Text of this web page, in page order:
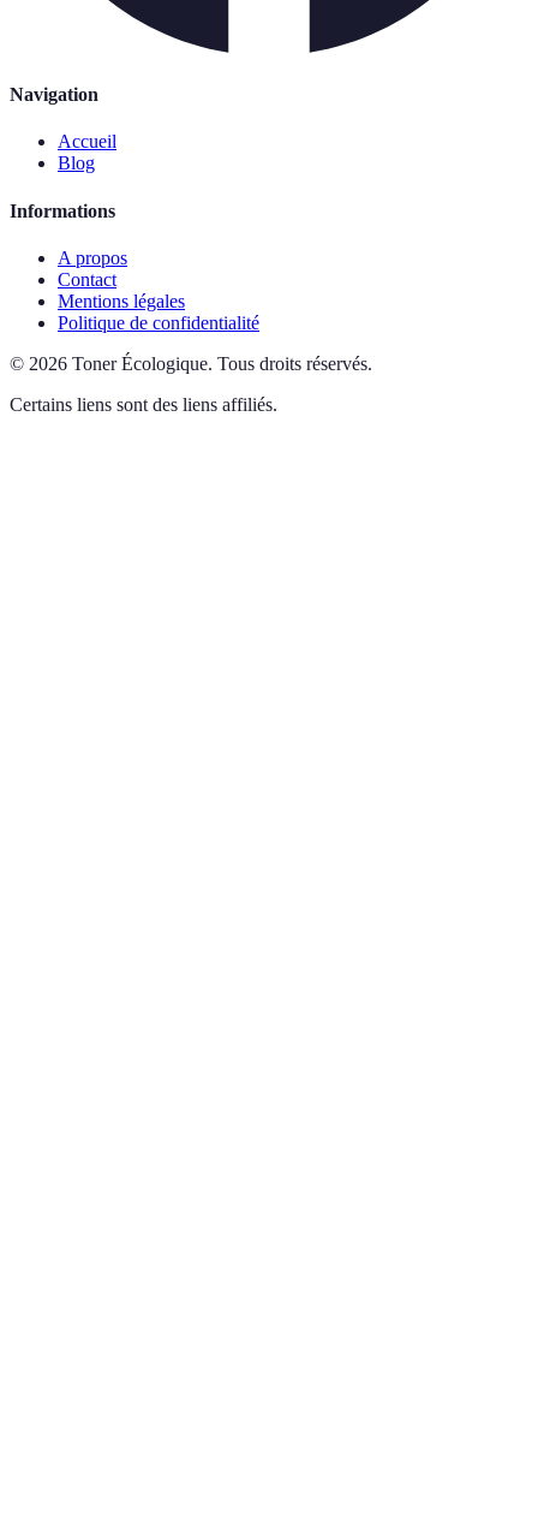
Navigation
Accueil
Blog
Informations
A propos
Contact
Mentions légales
Politique de confidentialité
© 2026 Toner Écologique. Tous droits réservés.
Certains liens sont des liens affiliés.